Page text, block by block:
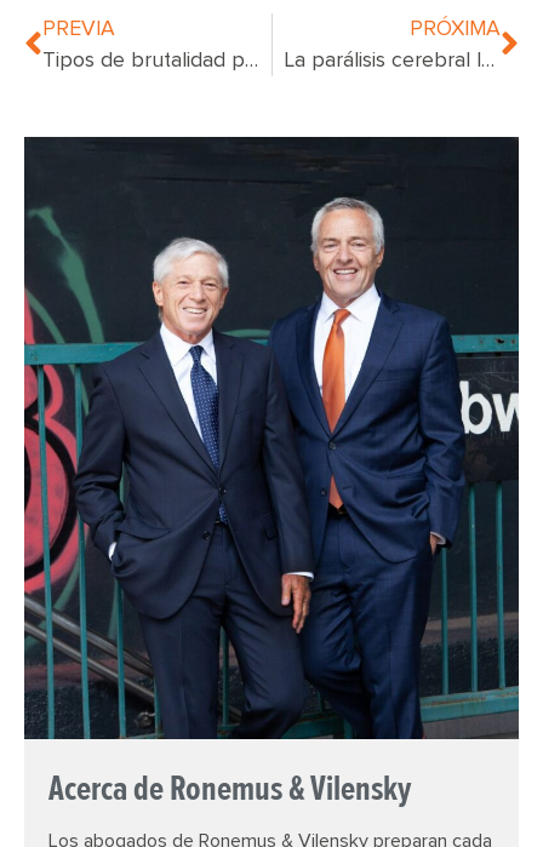
Acerca de Ronemus & Vilensky
Los abogados de Ronemus & Vilensky preparan cada
PREVIA
Tipos de brutalidad policial
PRÓXIMA
La parálisis cerebral le puede pasar a su hija